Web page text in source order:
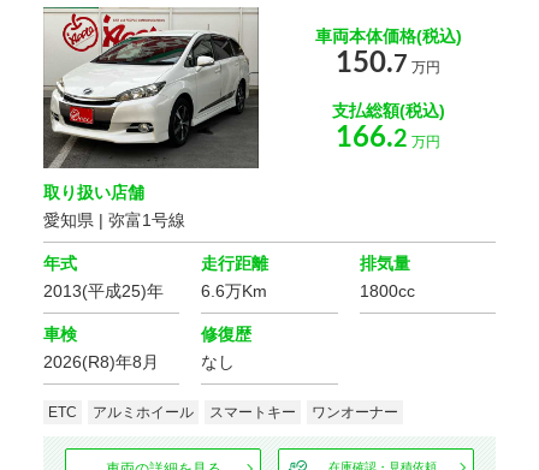
年式
車体の色
選択する
価格
車検の残り
車両本体価格(税込)
150.7 万円
支払総額(税込)
166.2 万円
取り扱い店舗
愛知県 | 弥富1号線
年式
2013(平成25)年
走行距離
6.6万Km
排気量
1800cc
車検
2026(R8)年8月
修復歴
なし
ETC アルミホイール スマートキー ワンオーナー